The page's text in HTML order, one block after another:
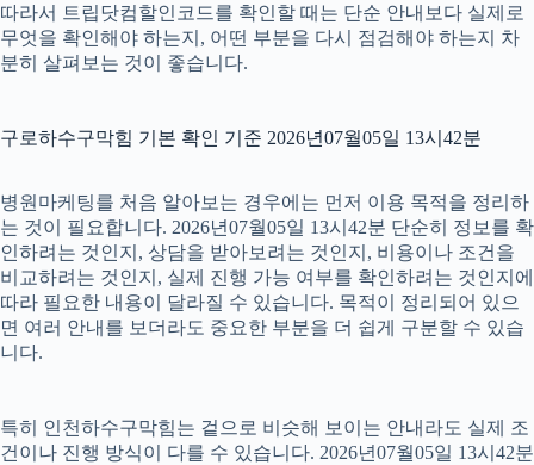
따라서 트립닷컴할인코드를 확인할 때는 단순 안내보다 실제로
무엇을 확인해야 하는지, 어떤 부분을 다시 점검해야 하는지 차
분히 살펴보는 것이 좋습니다.
구로하수구막힘 기본 확인 기준 2026년07월05일 13시42분
병원마케팅를 처음 알아보는 경우에는 먼저 이용 목적을 정리하
는 것이 필요합니다. 2026년07월05일 13시42분 단순히 정보를 확
인하려는 것인지, 상담을 받아보려는 것인지, 비용이나 조건을
비교하려는 것인지, 실제 진행 가능 여부를 확인하려는 것인지에
따라 필요한 내용이 달라질 수 있습니다. 목적이 정리되어 있으
면 여러 안내를 보더라도 중요한 부분을 더 쉽게 구분할 수 있습
니다.
특히 인천하수구막힘는 겉으로 비슷해 보이는 안내라도 실제 조
건이나 진행 방식이 다를 수 있습니다. 2026년07월05일 13시42분